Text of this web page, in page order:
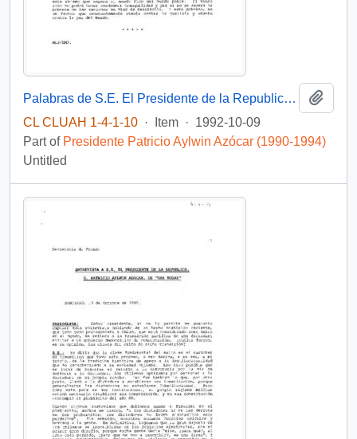
Palabras de S.E. El Presidente de la Republica, D. Patricio Aylwin Azocar, a la salida de misa en el Palacio de la Moneda
CL CLUAH 1-4-1-10 · Item · 1992-10-09
Part of Presidente Patricio Aylwin Azócar (1990-1994)
Untitled